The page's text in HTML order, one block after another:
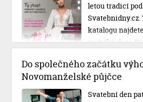
letou tradicí
katalogu
matrikách po
Do společného začátku
Novomanželské půjčce
Svatební den